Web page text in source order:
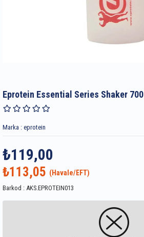
Eprotein Essential Series Shaker 700
Marka : eprotein
₺119,00
₺113,05
Barkod : AKS.EPROTEIN013